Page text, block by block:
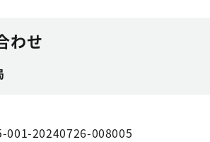
わせ
001-20240726-008005